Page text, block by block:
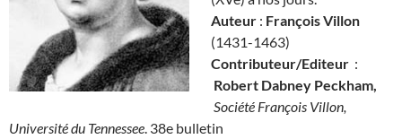
Auteur : François Villon
(1431-1463)
Contributeur/Editeur :
Robert Dabney Peckham,
Société François Villon,
Université du Tennessee. 38e bulletin